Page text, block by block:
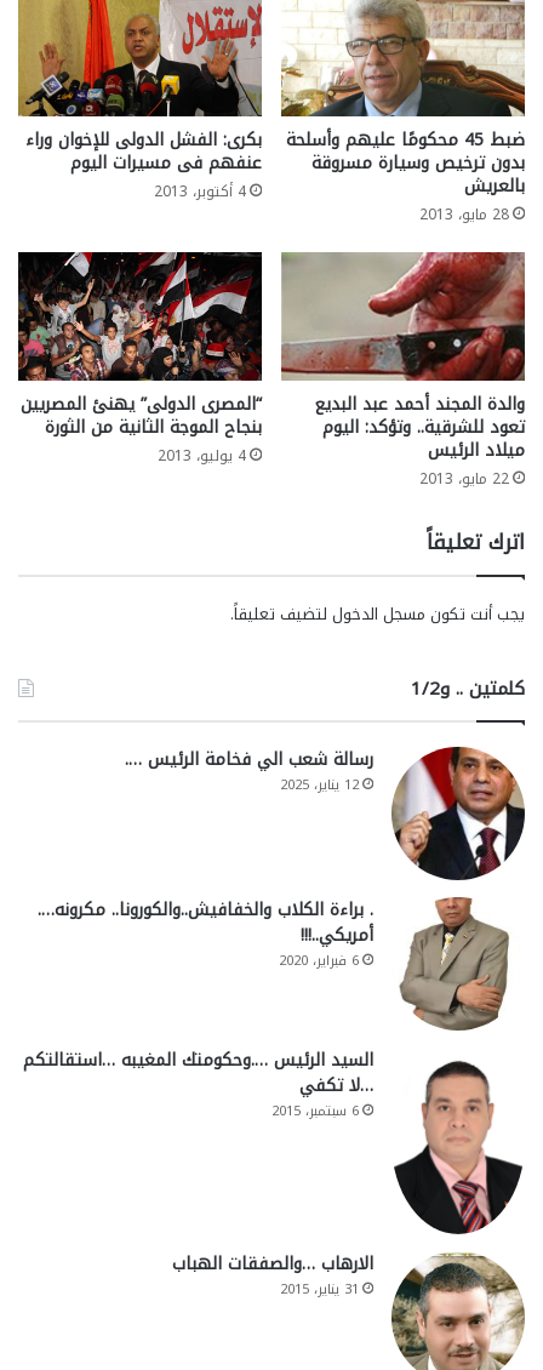
ضبط 45 محكومًا عليهم وأسلحة
بدون ترخيص وسيارة مسروقة
بالعريش
28 مايو، 2013
بكرى: الفشل الدولى للإخوان وراء
عنفهم فى مسيرات اليوم
4 أكتوبر، 2013
والدة المجند أحمد عبد البديع
تعود للشرقية.. وتؤكد: اليوم
ميلاد الرئيس
22 مايو، 2013
“المصرى الدولى” يهنئ المصريين
بنجاح الموجة الثانية من الثورة
4 يوليو، 2013
اترك تعليقاً
يجب أنت تكون مسجل الدخول لتضيف تعليقاً.
كلمتين .. و1/2
رسالة شعب الي فخامة الرئيس ….
12 يناير، 2025
. براءة الكلاب والخفافيش..والكورونا.. مكرونه….
أمريكي..!!!
6 فبراير، 2020
السيد الرئيس ….وحكومتك المغيبه …استقالتكم
…لا تكفي
6 سبتمبر، 2015
الارهاب …والصفقات الهباب
31 يناير، 2015